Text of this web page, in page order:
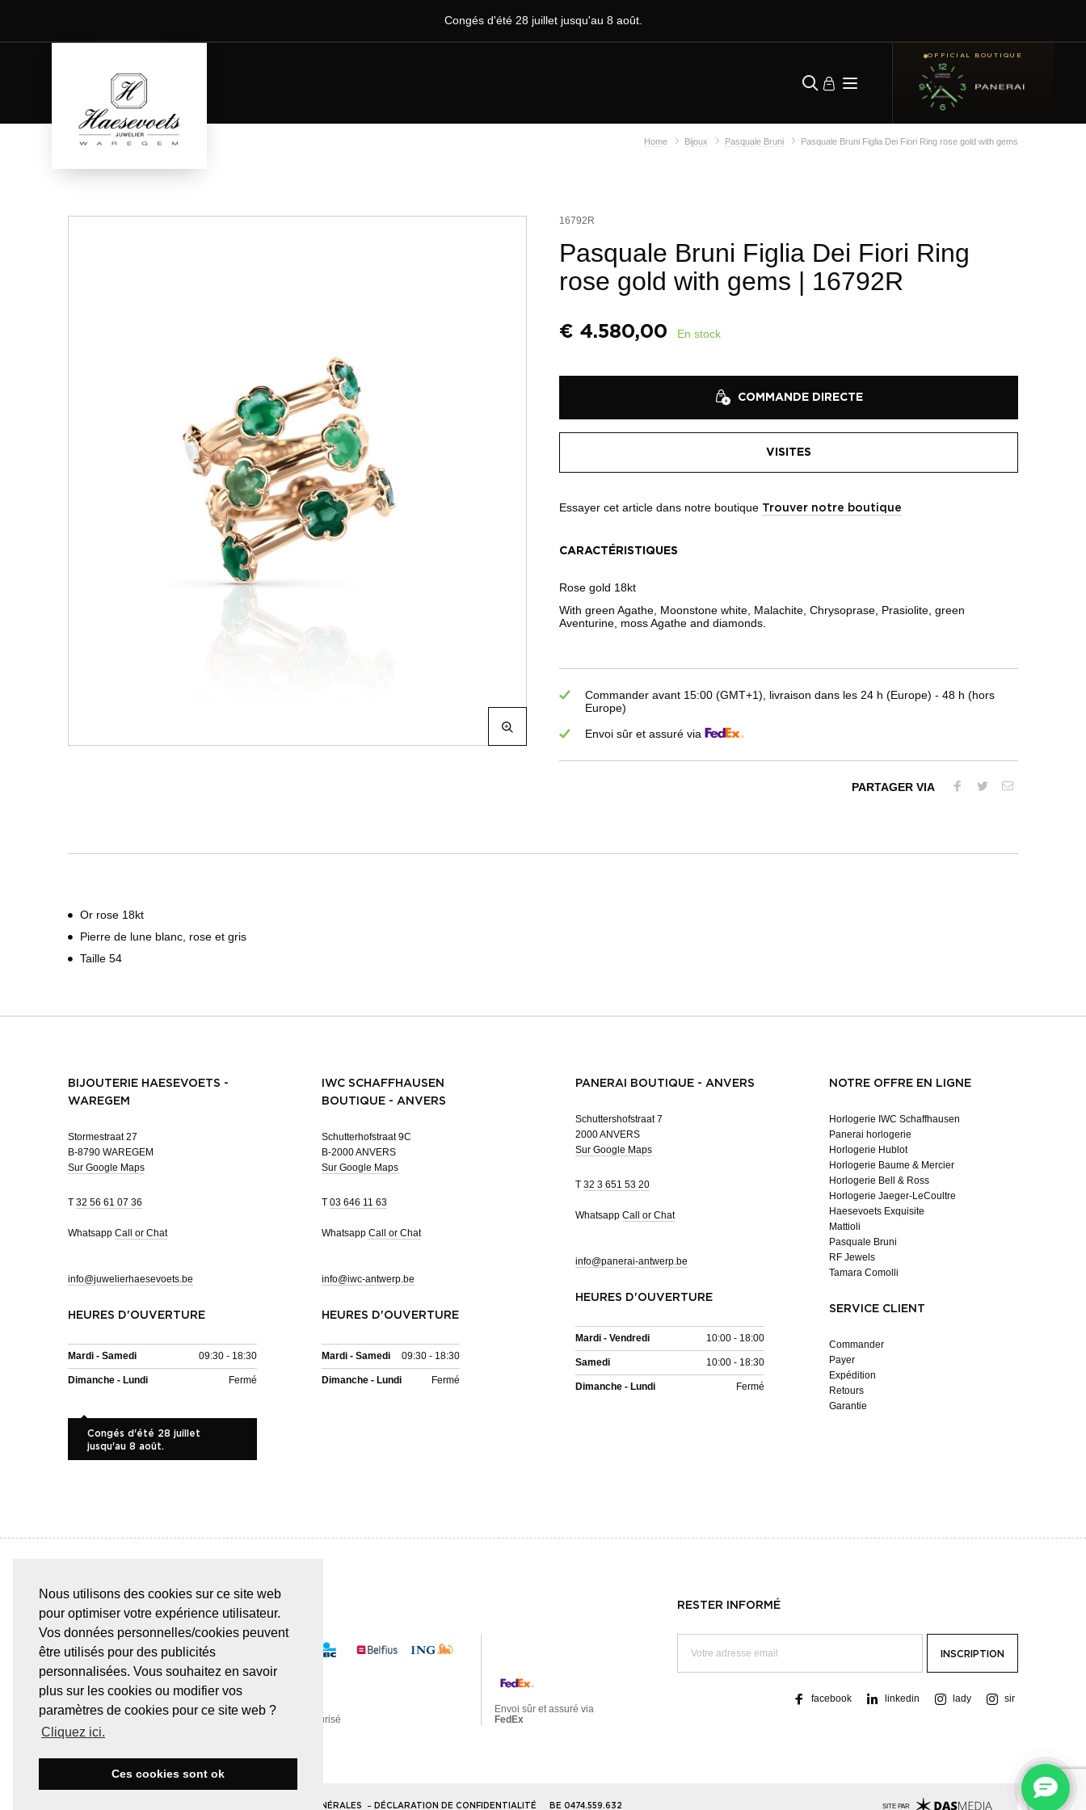
Nous utilisons des cookies sur ce site web
pour optimiser votre expérience utilisateur.
Vos données personnelles/cookies peuvent
être utilisés pour des publicités
personnalisées. Vous souhaitez en savoir
plus sur les cookies ou modifier vos
paramètres de cookies pour ce site web ?
Cliquez ici.
Ces cookies sont ok
Congés d'été 28 juillet jusqu'au 8 août.
OFFICIAL BOUTIQUE
Home Bijoux Pasquale Bruni Pasquale Bruni Figlia Dei Fiori Ring rose gold with gems
16792R
Pasquale Bruni Figlia Dei Fiori Ring
rose gold with gems | 16792R
€ 4.580,00 En stock
COMMANDE DIRECTE
VISITES
Essayer cet article dans notre boutique Trouver notre boutique
CARACTÉRISTIQUES
Rose gold 18kt
With green Agathe, Moonstone white, Malachite, Chrysoprase, Prasiolite, green
Aventurine, moss Agathe and diamonds.
Commander avant 15:00 (GMT+1), livraison dans les 24 h (Europe) - 48 h (hors
Europe)
Envoi sûr et assuré via
PARTAGER VIA
Or rose 18kt
Pierre de lune blanc, rose et gris
Taille 54
BIJOUTERIE HAESEVOETS -
WAREGEM
Stormestraat 27
B-8790 WAREGEM
Sur Google Maps
T 32 56 61 07 36
Whatsapp Call or Chat
info@juwelierhaesevoets.be
HEURES D'OUVERTURE
Mardi - Samedi 09:30 - 18:30
Dimanche - Lundi Fermé
Congés d'été 28 juillet
jusqu'au 8 août.
IWC SCHAFFHAUSEN
BOUTIQUE - ANVERS
Schutterhofstraat 9C
B-2000 ANVERS
Sur Google Maps
T 03 646 11 63
Whatsapp Call or Chat
info@iwc-antwerp.be
HEURES D'OUVERTURE
Mardi - Samedi 09:30 - 18:30
Dimanche - Lundi Fermé
PANERAI BOUTIQUE - ANVERS
Schuttershofstraat 7
2000 ANVERS
Sur Google Maps
T 32 3 651 53 20
Whatsapp Call or Chat
info@panerai-antwerp.be
HEURES D'OUVERTURE
Mardi - Vendredi 10:00 - 18:00
Samedi 10:00 - 18:30
Dimanche - Lundi Fermé
NOTRE OFFRE EN LIGNE
Horlogerie IWC Schaffhausen
Panerai horlogerie
Horlogerie Hublot
Horlogerie Baume & Mercier
Horlogerie Bell & Ross
Horlogerie Jaeger-LeCoultre
Haesevoets Exquisite
Mattioli
Pasquale Bruni
RF Jewels
Tamara Comolli
SERVICE CLIENT
Commander
Payer
Expédition
Retours
Garantie
PAIEMENT SÛR & FACILE
Toute transaction est effectuée via un serveur SSL sécurisé
Envoi sûr et assuré via
FedEx
RESTER INFORMÉ
facebook linkedin lady sir
CONDITIONS GÉNÉRALES DÉCLARATION DE CONFIDENTIALITÉ BE 0474.559.632 SITE PAR